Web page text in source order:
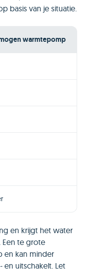
basis van je situatie.
warmtepomp
en krijgt het water
te grote
en kan minder
en uitschakelt. Let